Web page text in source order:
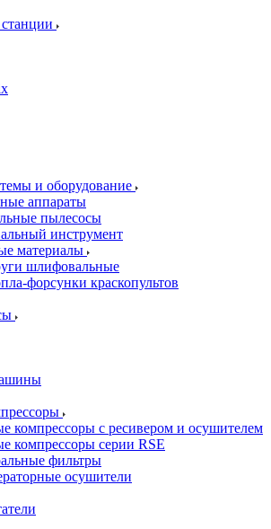
и оборудование
аппараты
пылесосы
инструмент
материалы
шлифовальные
форсунки краскопультов
компрессоры с ресивером и осушителем
компрессоры серии RSE
фильтры
осушители